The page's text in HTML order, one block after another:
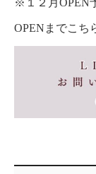
※１２月OPEN
OPENまでこち